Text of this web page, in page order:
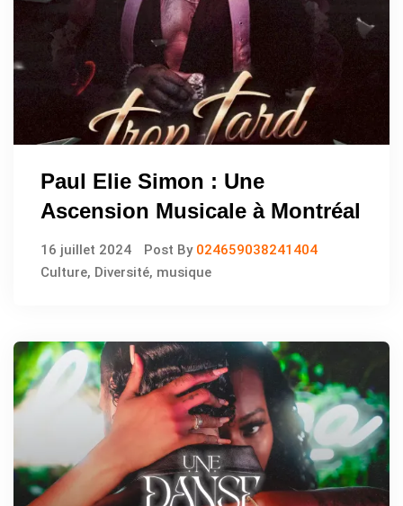
Paul Elie Simon : Une
Ascension Musicale à Montréal
16 juillet 2024 Post By 024659038241404
Culture, Diversité, musique